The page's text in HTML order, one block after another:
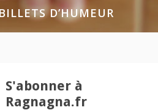
D’HUMEUR
S'abonner à
Ragnagna.fr